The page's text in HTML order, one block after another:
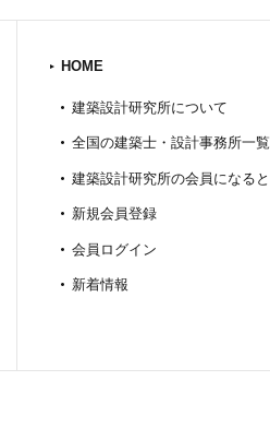
HOME
建築設計研究所について
全国の建築士・設計事務所一覧
建築設計研究所の会員になると
新規会員登録
会員ログイン
新着情報